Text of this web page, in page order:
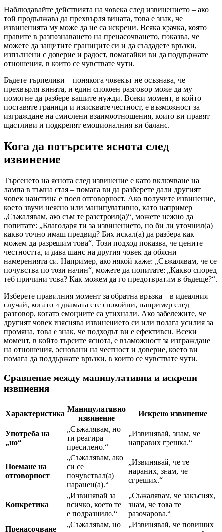
Наблюдавайте действията на човека след извинението – ако
той продължава да прехвърля вината, това е знак, че
извиненията му може да не са искрени. Всяка крачка, която
правите в разпознаването на пренасочването, показва, че
можете да защитите границите си и да създадете връзки,
изпълнени с доверие и радост, помагайки ви да поддържате
отношения, в които се чувствате чути.
Бъдете търпеливи – понякога човекът не осъзнава, че
прехвърля вината, и един спокоен разговор може да му
помогне да разбере вашите нужди. Всеки момент, в който
поставяте граници и изисквате честност, е възможност за
изграждане на смислени взаимоотношения, които ви правят
щастливи и подкрепят емоционалния ви баланс.
Кога да потърсите яснота след
извинение
Търсенето на яснота след извинение е като включване на
лампа в тъмна стая – помага ви да разберете дали другият
човек наистина е поел отговорност. Ако получите извинение,
което звучи неясно или манипулативно, като например
„Съжалявам, ако съм те разстроил(а)“, можете нежно да
попитате: „Благодаря ти за извинението, но би ли уточнил(а)
какво точно имаш предвид? Бих искал(а) да разбера как
можем да разрешим това“. Този подход показва, че цените
честността, и дава шанс на другия човек да обясни
намеренията си. Например, ако някой каже: „Съжалявам, че се
почувства по този начин“, можете да попитате: „Какво според
теб причини това? Как можем да го предотвратим в бъдеще?“.
Изберете правилния момент за обратна връзка – в идеалния
случай, когато и двамата сте спокойни, например след
разговор, когато емоциите са утихнали. Ако забележите, че
другият човек изяснява извинението си или полага усилия за
промяна, това е знак, че подходът ви е ефективен. Всеки
момент, в който търсите яснота, е възможност за изграждане
на отношения, основани на честност и доверие, което ви
помага да поддържате връзки, в които се чувствате чути.
Сравнение между манипулативни и искрени
извинения
Характеристика
Манипулативно
извинение
Искрено извинение
Употреба на
„но“
„Съжалявам, но
ти реагира
пресилено.“
„Извинявай, знам, че
направих грешка.“
Поемане на
отговорност
„Съжалявам, ако
си се
почувствал(а)
наранен(а).“
„Извинявай, че те
нараних, знам, че
сгреших.“
Конкретика
„Извинявай за
всичко, което те
е подразнило.“
„Съжалявам, че закъснях,
знам, че това те
разочарова.“
Пренасочване
„Съжалявам, но
„Извинявай, че повиших